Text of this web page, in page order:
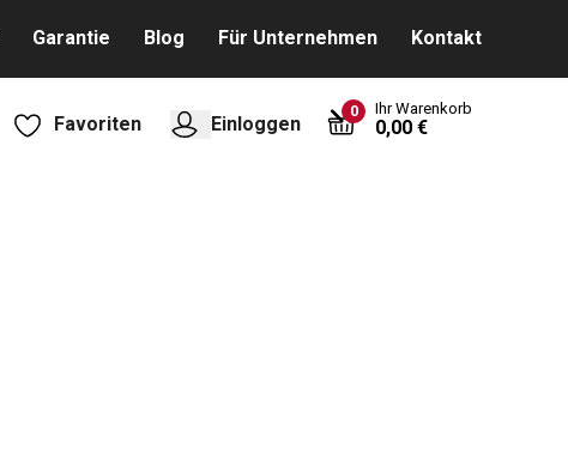
Garantie Blog Für Unternehmen Kontakt
Favoriten Einloggen
0 Ihr Warenkorb
0,00 €